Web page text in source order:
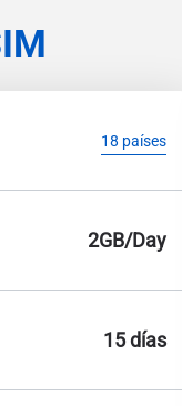
18 países
2GB/Day
15 días